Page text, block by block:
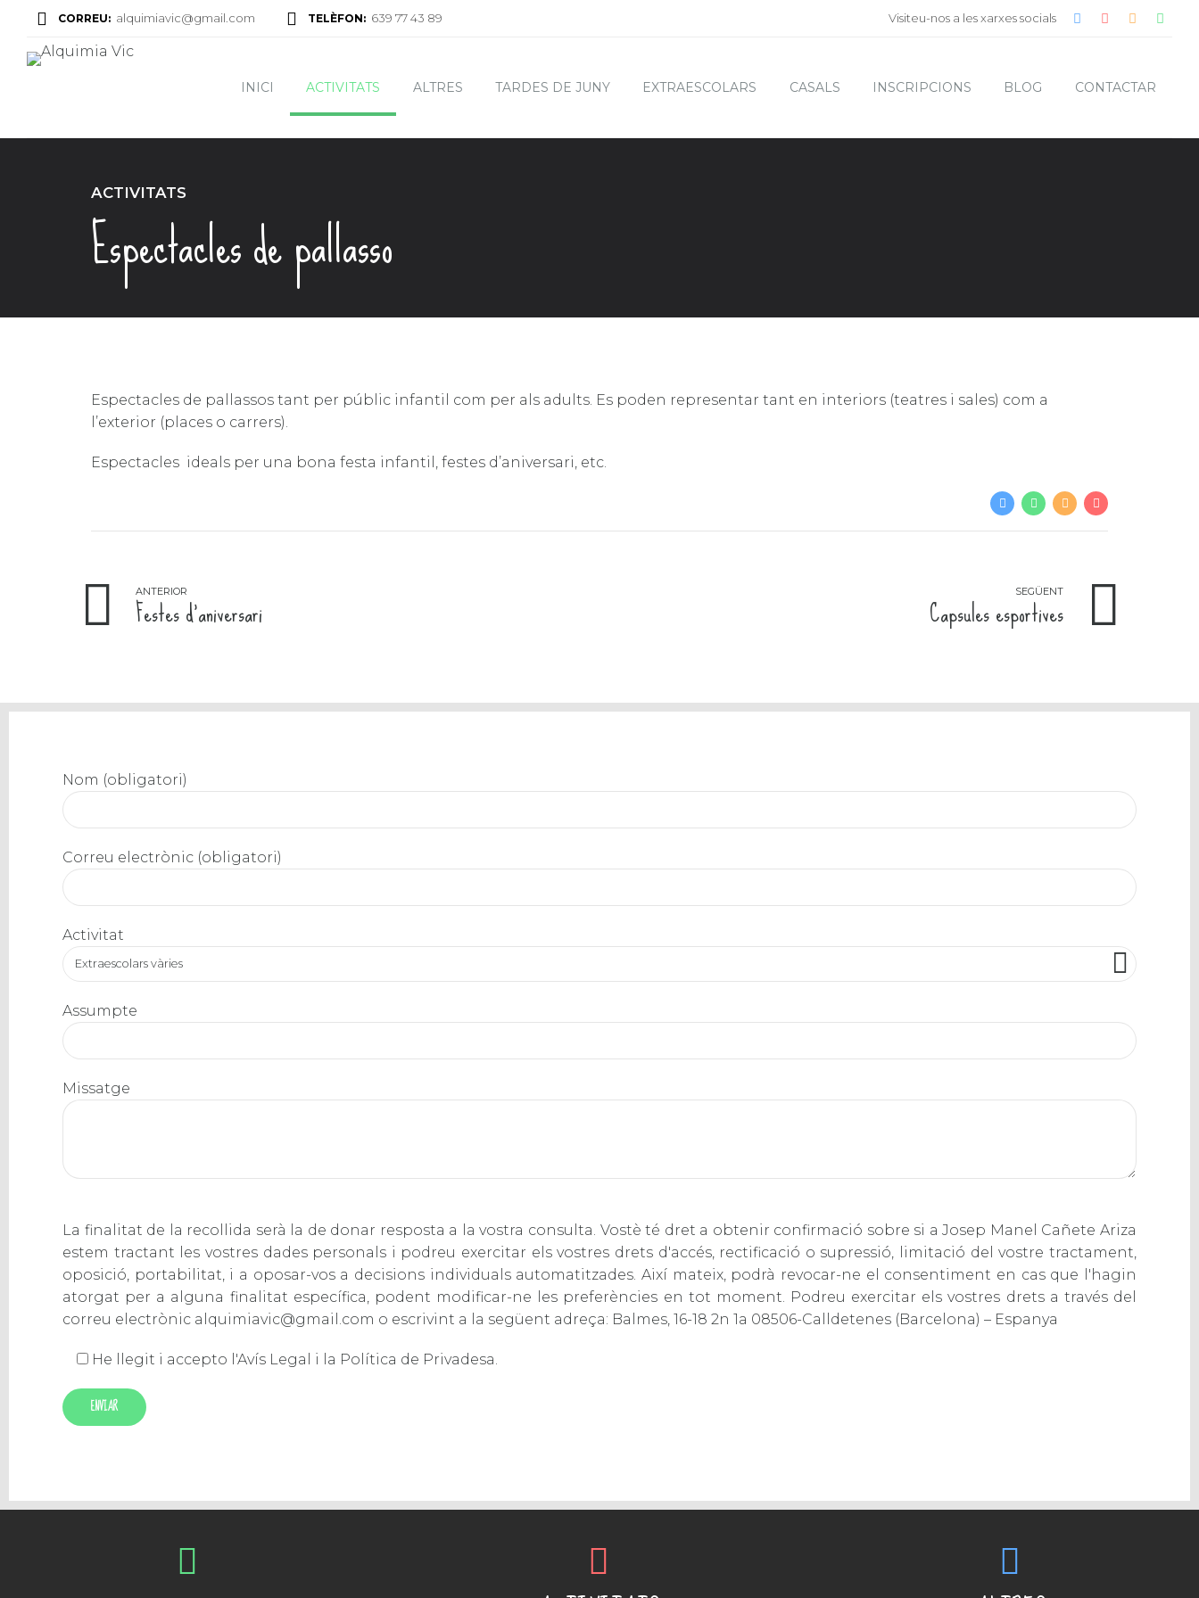
CORREU: alquimiavic@gmail.com TELÈFON: 639 77 43 89 Visiteu-nos a les xarxes socials
INICI ACTIVITATS ALTRES TARDES DE JUNY EXTRAESCOLARS CASALS INSCRIPCIONS BLOG CONTACTAR
ACTIVITATS
Espectacles de pallasso
Espectacles de pallassos tant per públic infantil com per als adults. Es poden representar tant en interiors (teatres i sales) com a
l’exterior (places o carrers).
Espectacles ideals per una bona festa infantil, festes d’aniversari, etc.
ANTERIOR
Festes d'aniversari SEGÜENT
Capsules esportives
Nom (obligatori)
Correu electrònic (obligatori)
Activitat
Extraescolars vàries
Assumpte
Missatge
La finalitat de la recollida serà la de donar resposta a la vostra consulta. Vostè té dret a obtenir confirmació sobre si a Josep Manel Cañete Ariza
estem tractant les vostres dades personals i podreu exercitar els vostres drets d'accés, rectificació o supressió, limitació del vostre tractament,
oposició, portabilitat, i a oposar-vos a decisions individuals automatitzades. Així mateix, podrà revocar-ne el consentiment en cas que l'hagin
atorgat per a alguna finalitat específica, podent modificar-ne les preferències en tot moment. Podreu exercitar els vostres drets a través del
correu electrònic alquimiavic@gmail.com o escrivint a la següent adreça: Balmes, 16-18 2n 1a 08506-Calldetenes (Barcelona) – Espanya
He llegit i accepto l'Avís Legal i la Política de Privadesa.